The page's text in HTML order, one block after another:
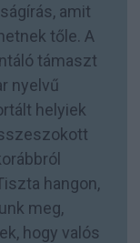
amit
tőle. A
támaszt
nyelvű
helyiek
hangon,
meg,
hogy valós